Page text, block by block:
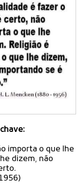
importa o que lhe
dizem, não